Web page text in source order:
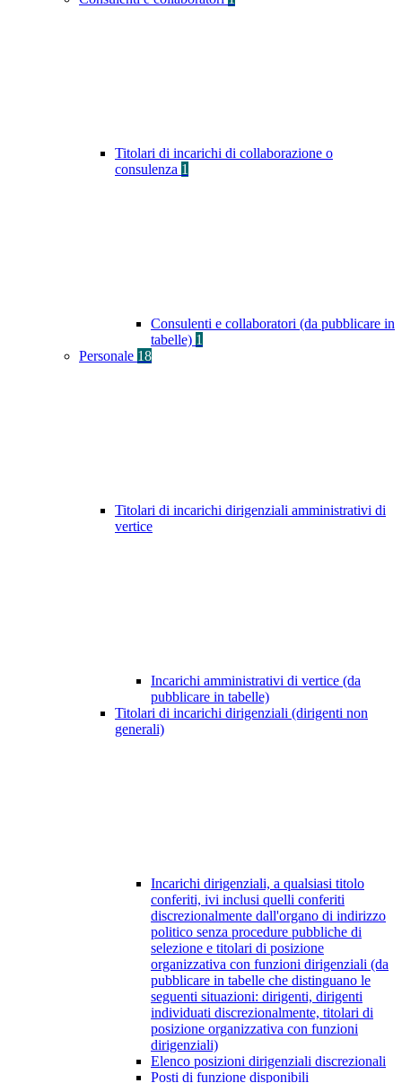
Titolari di incarichi di collaborazione o
consulenza 1
Consulenti e collaboratori (da pubblicare in
tabelle) 1
Personale 18
Titolari di incarichi dirigenziali amministrativi di
vertice
Incarichi amministrativi di vertice (da
pubblicare in tabelle)
Titolari di incarichi dirigenziali (dirigenti non
generali)
Incarichi dirigenziali, a qualsiasi titolo
conferiti, ivi inclusi quelli conferiti
discrezionalmente dall'organo di indirizzo
politico senza procedure pubbliche di
selezione e titolari di posizione
organizzativa con funzioni dirigenziali (da
pubblicare in tabelle che distinguano le
seguenti situazioni: dirigenti, dirigenti
individuati discrezionalmente, titolari di
posizione organizzativa con funzioni
dirigenziali)
Elenco posizioni dirigenziali discrezionali
Posti di funzione disponibili